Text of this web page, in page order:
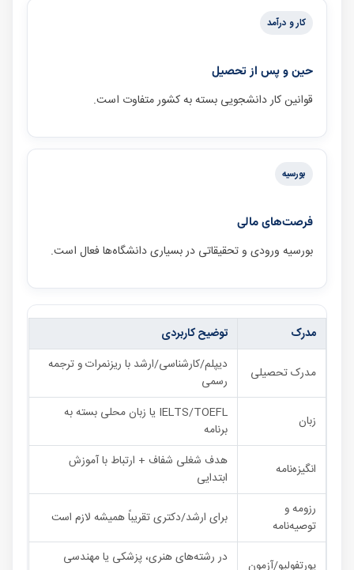
کار و درآمد
حین و پس از تحصیل
قوانین کار دانشجویی بسته به کشور متفاوت است.
بورسیه
فرصت‌های مالی
بورسیه ورودی و تحقیقاتی در بسیاری دانشگاه‌ها فعال است.
مدرک توضیح کاربردی
مدرک تحصیلی
دیپلم/کارشناسی/ارشد با ریزنمرات و ترجمه
رسمی
زبان
IELTS/TOEFL یا زبان محلی بسته به
برنامه
انگیزه‌نامه
هدف شغلی شفاف + ارتباط با آموزش
ابتدایی
رزومه و
توصیه‌نامه
برای ارشد/دکتری تقریباً همیشه لازم است
پورتفولیو/آزمون
در رشته‌های هنری، پزشکی یا مهندسی